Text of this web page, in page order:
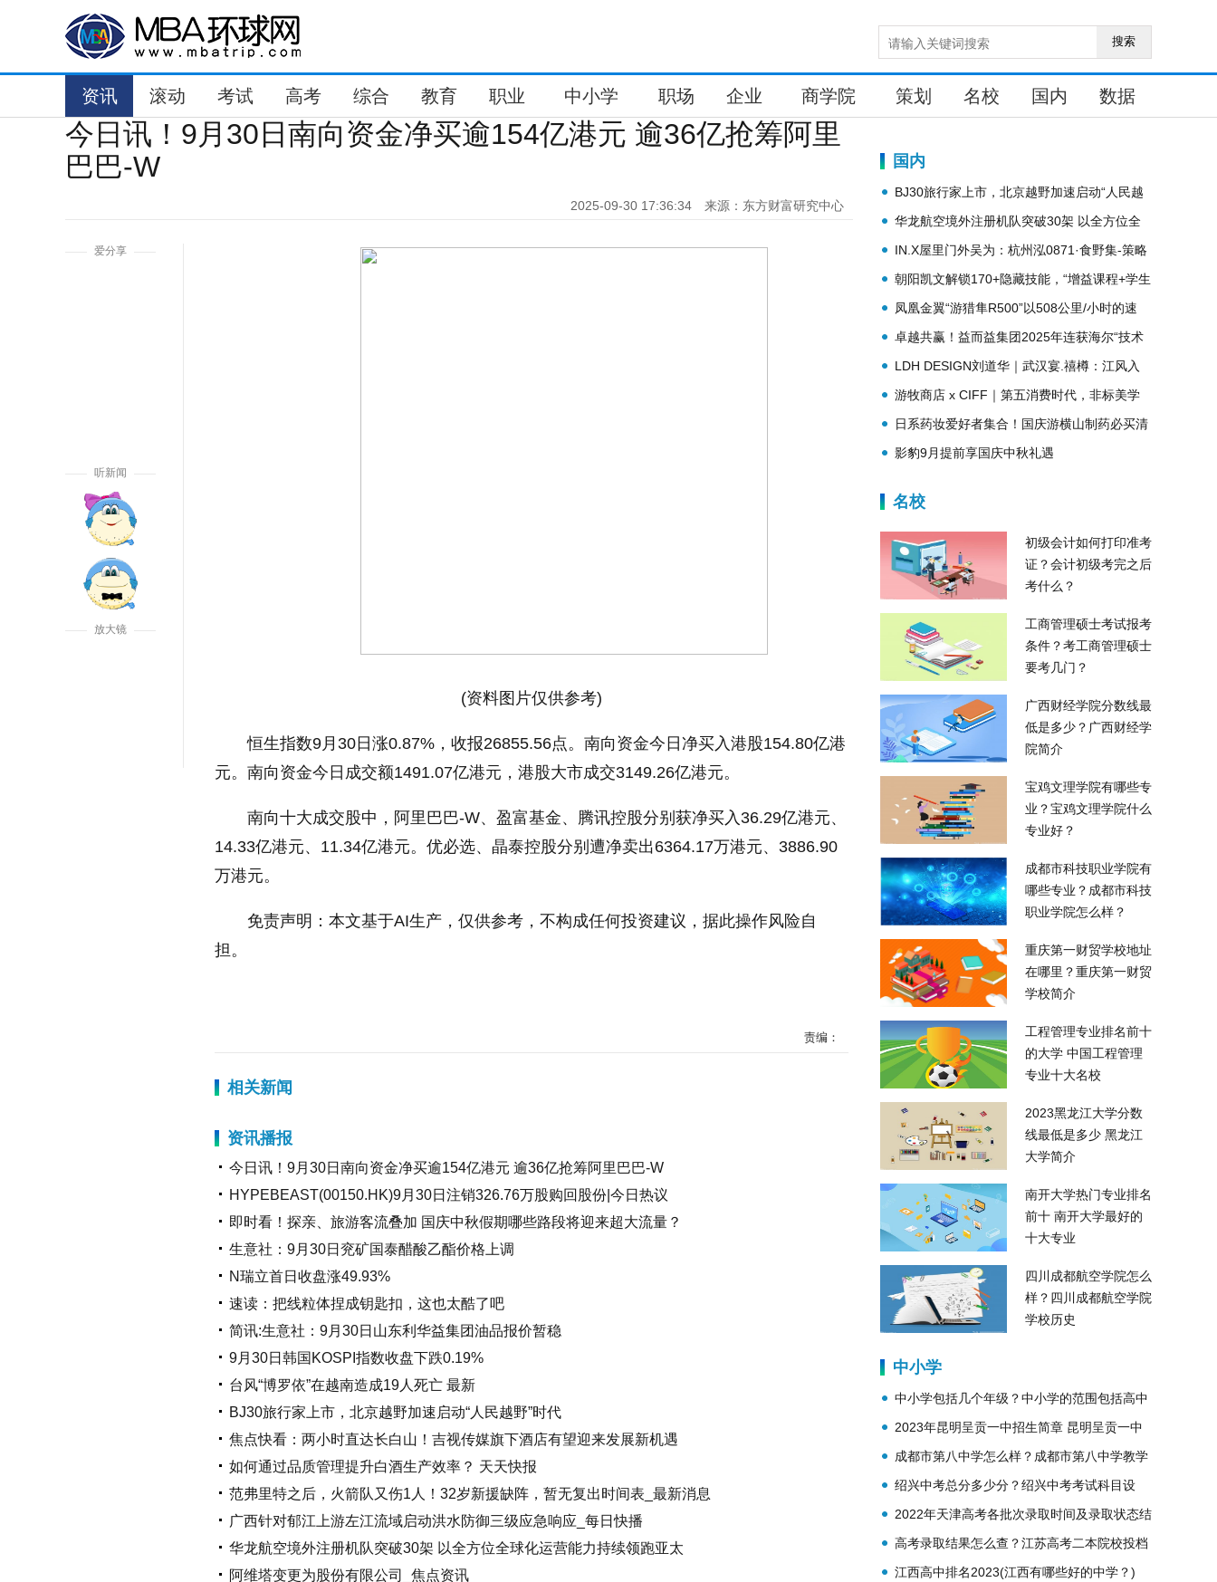
搜索
资讯 滚动 考试 高考 综合 教育 职业 中小学 职场 企业 商学院 策划 名校 国内 数据
今日讯！9月30日南向资金净买逾154亿港元 逾36亿抢筹阿里
巴巴-W
2025-09-30 17:36:34 来源：东方财富研究中心
爱分享
听新闻
放大镜
(资料图片仅供参考)
恒生指数9月30日涨0.87%，收报26855.56点。南向资金今日净买入港股154.80亿港
元。南向资金今日成交额1491.07亿港元，港股大市成交3149.26亿港元。
南向十大成交股中，阿里巴巴-W、盈富基金、腾讯控股分别获净买入36.29亿港元、
14.33亿港元、11.34亿港元。优必选、晶泰控股分别遭净卖出6364.17万港元、3886.90
万港元。
免责声明：本文基于AI生产，仅供参考，不构成任何投资建议，据此操作风险自
担。
责编：
相关新闻
资讯播报
今日讯！9月30日南向资金净买逾154亿港元 逾36亿抢筹阿里巴巴-W
HYPEBEAST(00150.HK)9月30日注销326.76万股购回股份|今日热议
即时看！探亲、旅游客流叠加 国庆中秋假期哪些路段将迎来超大流量？
生意社：9月30日兖矿国泰醋酸乙酯价格上调
N瑞立首日收盘涨49.93%
速读：把线粒体捏成钥匙扣，这也太酷了吧
简讯:生意社：9月30日山东利华益集团油品报价暂稳
9月30日韩国KOSPI指数收盘下跌0.19%
台风“博罗依”在越南造成19人死亡 最新
BJ30旅行家上市，北京越野加速启动“人民越野”时代
焦点快看：两小时直达长白山！吉视传媒旗下酒店有望迎来发展新机遇
如何通过品质管理提升白酒生产效率？ 天天快报
范弗里特之后，火箭队又伤1人！32岁新援缺阵，暂无复出时间表_最新消息
广西针对郁江上游左江流域启动洪水防御三级应急响应_每日快播
华龙航空境外注册机队突破30架 以全方位全球化运营能力持续领跑亚太
阿维塔变更为股份有限公司_焦点资讯
国内
BJ30旅行家上市，北京越野加速启动“人民越
野”时代
华龙航空境外注册机队突破30架 以全方位全
球化运营能力持续领跑亚太
IN.X屋里门外吴为：杭州泓0871·食野集-策略
餐饮
朝阳凯文解锁170+隐藏技能，“增益课程+学生
社团”纳新火力全开！
凤凰金翼“游猎隼R500”以508公里/小时的速
度、刷新极速中国纪录
卓越共赢！益而益集团2025年连获海尔“技术
创新奖”与“全球卓越合作奖”
LDH DESIGN刘道华｜武汉宴.禧樽：江风入
宴，如繁花盛开
游牧商店 x CIFF｜第五消费时代，非标美学
品牌的创新之路
日系药妆爱好者集合！国庆游横山制药必买清
单请速速收藏
影豹9月提前享国庆中秋礼遇
名校
初级会计如何打印准考
证？会计初级考完之后
考什么？
工商管理硕士考试报考
条件？考工商管理硕士
要考几门？
广西财经学院分数线最
低是多少？广西财经学
院简介
宝鸡文理学院有哪些专
业？宝鸡文理学院什么
专业好？
成都市科技职业学院有
哪些专业？成都市科技
职业学院怎么样？
重庆第一财贸学校地址
在哪里？重庆第一财贸
学校简介
工程管理专业排名前十
的大学 中国工程管理
专业十大名校
2023黑龙江大学分数
线最低是多少 黑龙江
大学简介
南开大学热门专业排名
前十 南开大学最好的
十大专业
四川成都航空学院怎么
样？四川成都航空学院
学校历史
中小学
中小学包括几个年级？中小学的范围包括高中
吗？
2023年昆明呈贡一中招生简章 昆明呈贡一中
简介
成都市第八中学怎么样？成都市第八中学教学
理念？
绍兴中考总分多少分？绍兴中考考试科目设
置？
2022年天津高考各批次录取时间及录取状态结
果查询
高考录取结果怎么查？江苏高考二本院校投档
线公布
江西高中排名2023(江西有哪些好的中学？)